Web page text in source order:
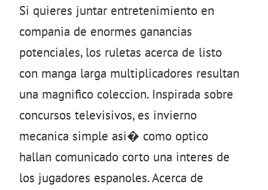
Si quieres juntar entretenimiento en
compania de enormes ganancias
potenciales, los ruletas acerca de listo
con manga larga multiplicadores resultan
una magnifico coleccion. Inspirada sobre
concursos televisivos, es invierno
mecanica simple asi� como optico
hallan comunicado corto una interes de
los jugadores espanoles. Acerca de